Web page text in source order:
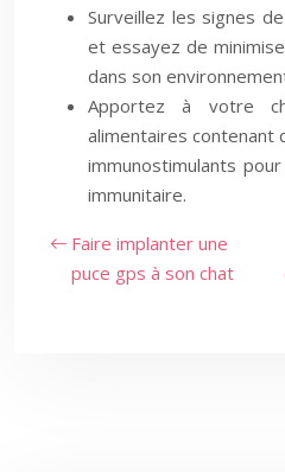
Surveillez les signes
et essayez de
dans son
Apportez à votre
alimentaires contenant
immunostimulants
immunitaire.
Faire implanter une
puce gps à son chat